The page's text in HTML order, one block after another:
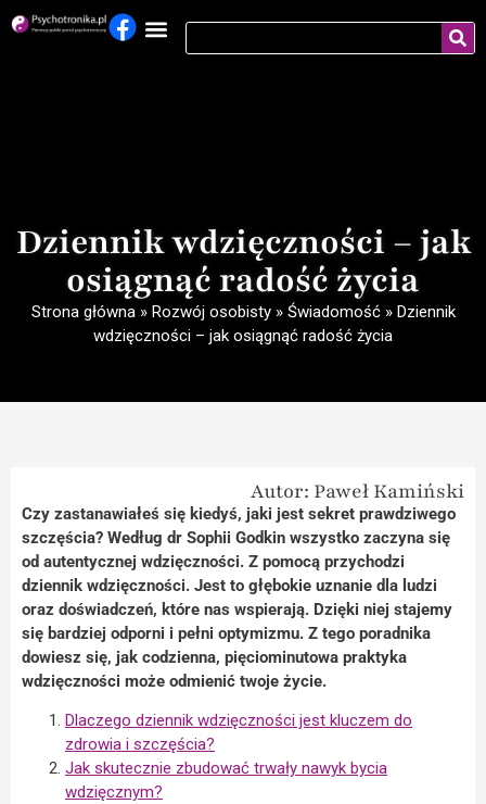
Dziennik wdzięczności – jak
osiągnąć radość życia
Strona główna» Rozwój osobisty» Świadomość» Dziennik
wdzięczności – jak osiągnąć radość życia
Autor: Paweł Kamiński
Czy zastanawiałeś się kiedyś, jaki jest sekret prawdziwego
szczęścia? Według dr Sophii Godkin wszystko zaczyna się
od autentycznej wdzięczności. Z pomocą przychodzi
dziennik wdzięczności. Jest to głębokie uznanie dla ludzi
oraz doświadczeń, które nas wspierają. Dzięki niej stajemy
się bardziej odporni i pełni optymizmu. Z tego poradnika
dowiesz się, jak codzienna, pięciominutowa praktyka
wdzięczności może odmienić twoje życie.
Dlaczego dziennik wdzięczności jest kluczem do
zdrowia i szczęścia?
Jak skutecznie zbudować trwały nawyk bycia
wdzięcznym?